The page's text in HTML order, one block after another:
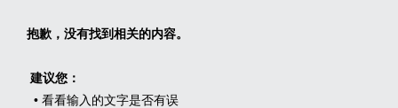
抱歉，没有找到相关的内容。
建议您：
• 看看输入的文字是否有误